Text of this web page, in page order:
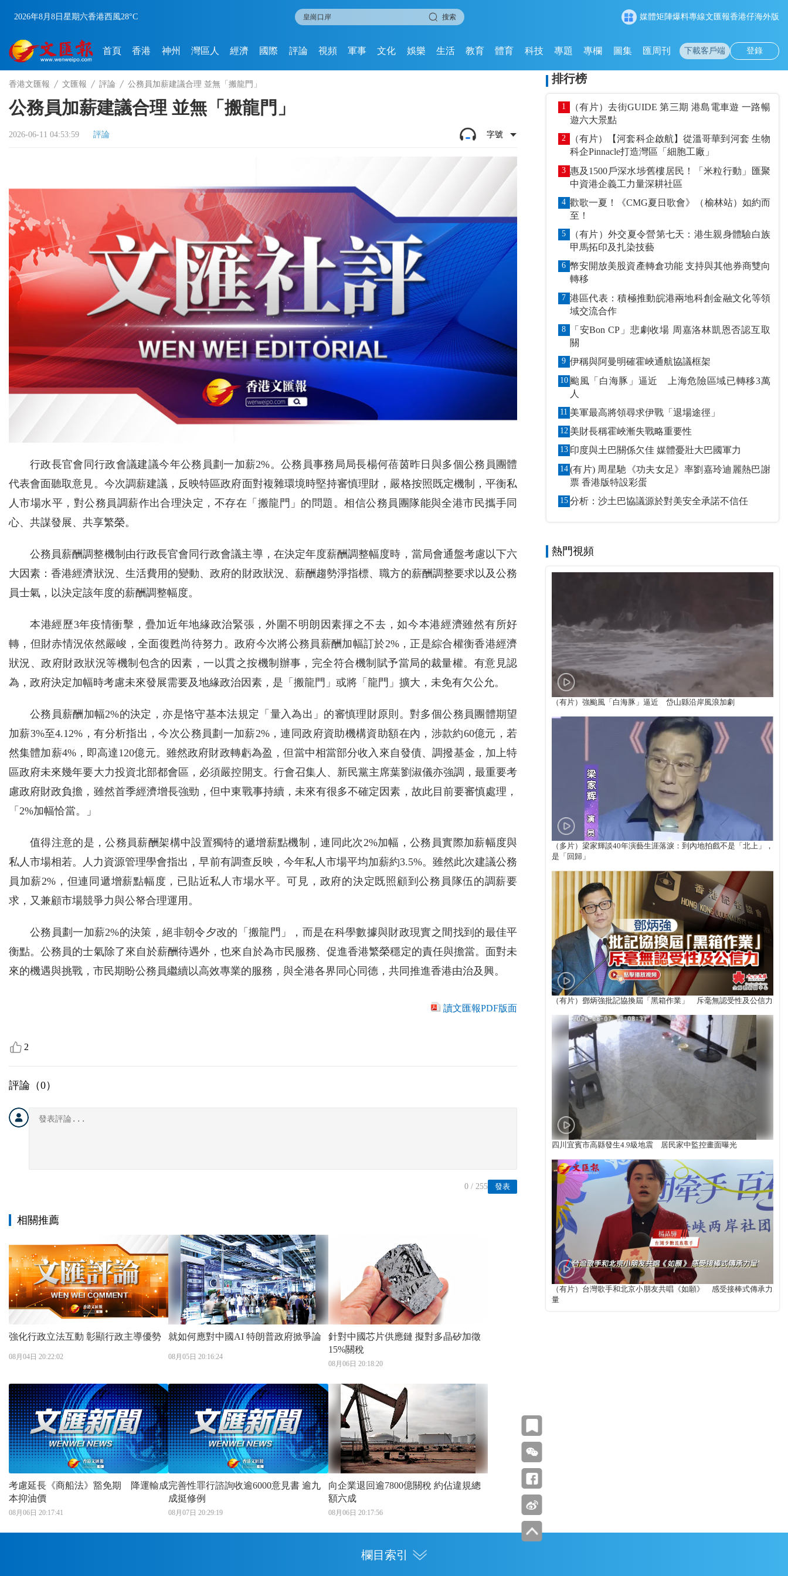
2026年8月8日 星期六香港西風28°C 搜索 媒體矩陣爆料專線文匯報香港仔海外版
首頁 香港 神州 灣區人 經濟 國際 評論 視頻 軍事 文化 娛樂 生活 教育 體育 科技 專題 專欄 圖集 匯周刊 下載客戶端 登錄
香港文匯報 文匯報 評論 公務員加薪建議合理 並無「搬龍門」
公務員加薪建議合理 並無「搬龍門」
2026-06-11 04:53:59 評論 字號
行政長官會同行政會議建議今年公務員劃一加薪2%。公務員事務局局長楊何蓓茵昨日與多個公務員團體
代表會面聽取意見。今次調薪建議，反映特區政府面對複雜環境時堅持審慎理財，嚴格按照既定機制，平衡私
人市場水平，對公務員調薪作出合理決定，不存在「搬龍門」的問題。相信公務員團隊能與全港市民攜手同
心、共謀發展、共享繁榮。
公務員薪酬調整機制由行政長官會同行政會議主導，在決定年度薪酬調整幅度時，當局會通盤考慮以下六
大因素：香港經濟狀況、生活費用的變動、政府的財政狀況、薪酬趨勢淨指標、職方的薪酬調整要求以及公務
員士氣，以決定該年度的薪酬調整幅度。
本港經歷3年疫情衝擊，疊加近年地緣政治緊張，外圍不明朗因素揮之不去，如今本港經濟雖然有所好
轉，但財赤情況依然嚴峻，全面復甦尚待努力。政府今次將公務員薪酬加幅訂於2%，正是綜合權衡香港經濟
狀況、政府財政狀況等機制包含的因素，一以貫之按機制辦事，完全符合機制賦予當局的裁量權。有意見認
為，政府決定加幅時考慮未來發展需要及地緣政治因素，是「搬龍門」或將「龍門」擴大，未免有欠公允。
公務員薪酬加幅2%的決定，亦是恪守基本法規定「量入為出」的審慎理財原則。對多個公務員團體期望
加薪3%至4.12%，有分析指出，今次公務員劃一加薪2%，連同政府資助機構資助額在內，涉款約60億元，若
然集體加薪4%，即高達120億元。雖然政府財政轉虧為盈，但當中相當部分收入來自發債、調撥基金，加上特
區政府未來幾年要大力投資北部都會區，必須嚴控開支。行會召集人、新民黨主席葉劉淑儀亦強調，最重要考
慮政府財政負擔，雖然首季經濟增長強勁，但中東戰事持續，未來有很多不確定因素，故此目前要審慎處理，
「2%加幅恰當。」
值得注意的是，公務員薪酬架構中設置獨特的遞增薪點機制，連同此次2%加幅，公務員實際加薪幅度與
私人市場相若。人力資源管理學會指出，早前有調查反映，今年私人市場平均加薪約3.5%。雖然此次建議公務
員加薪2%，但連同遞增薪點幅度，已貼近私人市場水平。可見，政府的決定既照顧到公務員隊伍的調薪要
求，又兼顧市場競爭力與公帑合理運用。
公務員劃一加薪2%的決策，絕非朝令夕改的「搬龍門」，而是在科學數據與財政現實之間找到的最佳平
衡點。公務員的士氣除了來自於薪酬待遇外，也來自於為市民服務、促進香港繁榮穩定的責任與擔當。面對未
來的機遇與挑戰，市民期盼公務員繼續以高效專業的服務，與全港各界同心同德，共同推進香港由治及興。
讀文匯報PDF版面
2
評論（0）
發表
0 / 255
相關推薦
強化行政立法互動 彰顯行政主導優勢
08月04日 20:22:02
就如何應對中國AI 特朗普政府掀爭論
08月05日 20:16:24
針對中國芯片供應鏈 擬對多晶矽加徵
15%關稅
08月06日 20:18:20
考慮延長《商船法》豁免期 降運輸成
本抑油價
08月06日 20:17:41
完善性罪行諮詢收逾6000意見書 逾九
成挺修例
08月07日 20:29:19
向企業退回逾7800億關稅 約佔違規總
額六成
08月06日 20:17:56
排行榜
1
（有片）去街GUIDE 第三期 港島電車遊 一路暢
遊六大景點
2
（有片）【河套科企啟航】從溫哥華到河套 生物
科企Pinnacle打造灣區「細胞工廠」
3 惠及1500戶深水埗舊樓居民！「米粒行動」匯聚
中資港企義工力量深耕社區
4 歡歌一夏！《CMG夏日歌會》（榆林站）如約而
至！
5
（有片）外交夏令營第七天：港生親身體驗白族
甲馬拓印及扎染技藝
6 幣安開放美股資產轉倉功能 支持與其他券商雙向
轉移
7 港區代表：積極推動皖港兩地科創金融文化等領
域交流合作
8
「安Bon CP」悲劇收場 周嘉洛林凱恩否認互取
關
9 伊稱與阿曼明確霍峽通航協議框架
10 颱風「白海豚」逼近 上海危險區域已轉移3萬
人
11 美軍最高將領尋求伊戰「退場途徑」
12 美財長稱霍峽漸失戰略重要性
13 印度與土巴關係欠佳 媒體憂壯大巴國軍力
14 (有片) 周星馳《功夫女足》率劉嘉玲迪麗熱巴謝
票 香港版特設彩蛋
15 分析：沙土巴協議源於對美安全承諾不信任
熱門視頻
（有片）強颱風「白海豚」逼近 岱山縣沿岸風浪加劇
（多片）梁家輝談40年演藝生涯落淚：到內地拍戲不是「北上」，
是「回歸」
（有片）鄧炳強批記協換屆「黑箱作業」 斥毫無認受性及公信力
四川宜賓市高縣發生4.9級地震 居民家中監控畫面曝光
（有片）台灣歌手和北京小朋友共唱《如願》 感受接棒式傳承力
量
欄目索引